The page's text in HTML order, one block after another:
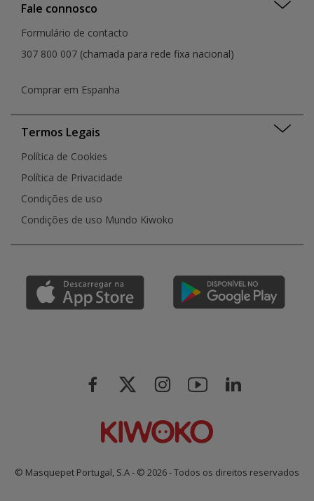
Fale connosco
Formulário de contacto
307 800 007 (chamada para rede fixa nacional)
Comprar em Espanha
Termos Legais
Política de Cookies
Política de Privacidade
Condições de uso
Condições de uso Mundo Kiwoko
© Masquepet Portugal, S.A - © 2026 - Todos os direitos reservados